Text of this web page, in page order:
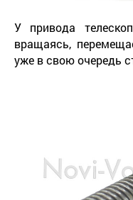
У привода
вращаясь,
уже в свою очередь